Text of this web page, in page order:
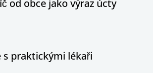
od obce jako výraz úcty
s praktickými lékaři